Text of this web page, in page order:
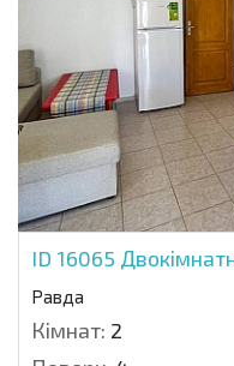
ID 16065
Равда
Кімнат: 2